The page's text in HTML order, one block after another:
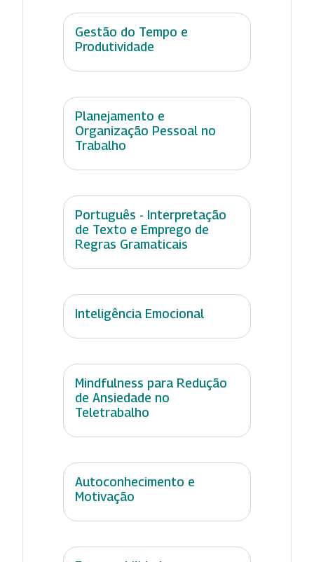
Gestão do Tempo e
Produtividade
Planejamento e
Organização Pessoal no
Trabalho
Português - Interpretação
de Texto e Emprego de
Regras Gramaticais
Inteligência Emocional
Mindfulness para Redução
de Ansiedade no
Teletrabalho
Autoconhecimento e
Motivação